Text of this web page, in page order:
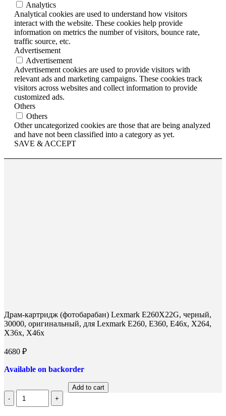
Analytics
Analytical cookies are used to understand how visitors
interact with the website. These cookies help provide
information on metrics the number of visitors, bounce rate,
traffic source, etc.
Advertisement
Advertisement
Advertisement cookies are used to provide visitors with
relevant ads and marketing campaigns. These cookies track
visitors across websites and collect information to provide
customized ads.
Others
Others
Other uncategorized cookies are those that are being analyzed
and have not been classified into a category as yet.
SAVE & ACCEPT
Драм-картридж (фотобарабан) Lexmark E260X22G, черный,
30000, оригинальный, для Lexmark E260, E360, E46x, X264,
X36x, X46x
4680 ₽
Available on backorder
Количество
Драм-
Add to cart